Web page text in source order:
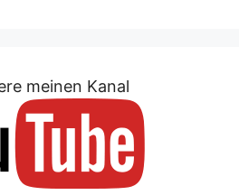
meinen Kanal